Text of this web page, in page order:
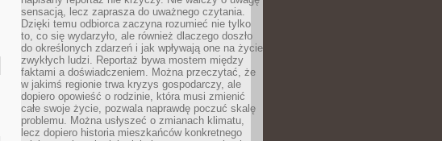
sensacją, lecz zaprasza do uważnego czytania.
Dzięki temu odbiorca zaczyna rozumieć nie tylko
to, co się wydarzyło, ale również dlaczego doszło
do określonych zdarzeń i jak wpływają one na życie
zwykłych ludzi. Reportaż bywa mostem między
faktami a doświadczeniem. Można przeczytać, że
w jakimś regionie trwa kryzys gospodarczy, ale
dopiero opowieść o rodzinie, która musi zmienić
całe swoje życie, pozwala naprawdę poczuć skalę
problemu. Można usłyszeć o zmianach klimatu,
lecz dopiero historia mieszkańców konkretnego